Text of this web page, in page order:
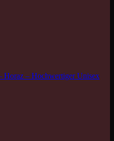
Horaz – Hochwertiger Unisex